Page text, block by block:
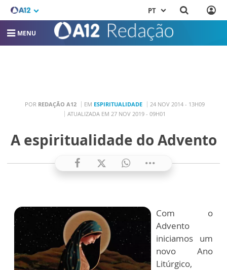
PT
MENU
POR REDAÇÃO A12 EM ESPIRITUALIDADE
24 NOV 2014 - 13H09
ATUALIZADA EM 27 NOV 2019 - 09H01
A espiritualidade do Advento
Com o
Advento
iniciamos um
novo Ano
Litúrgico,